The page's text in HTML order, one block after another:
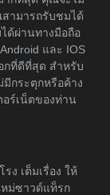
ามารถรับชมได้
ด้ผ่านทางมือถือ
และ IOS
กที่ดีที่สุด สำหรับ
กระตุกหรือค้าง
ร์เน็ตของท่าน
ง เต็มเรื่อง ให้
ม่ซาวด์แท็รก